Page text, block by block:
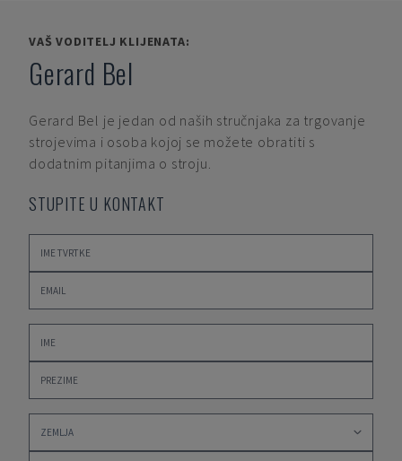
VAŠ VODITELJ KLIJENATA:
Gerard Bel
Gerard Bel je jedan od naših stručnjaka za trgovanje
strojevima i osoba kojoj se možete obratiti s
dodatnim pitanjima o stroju.
STUPITE U KONTAKT